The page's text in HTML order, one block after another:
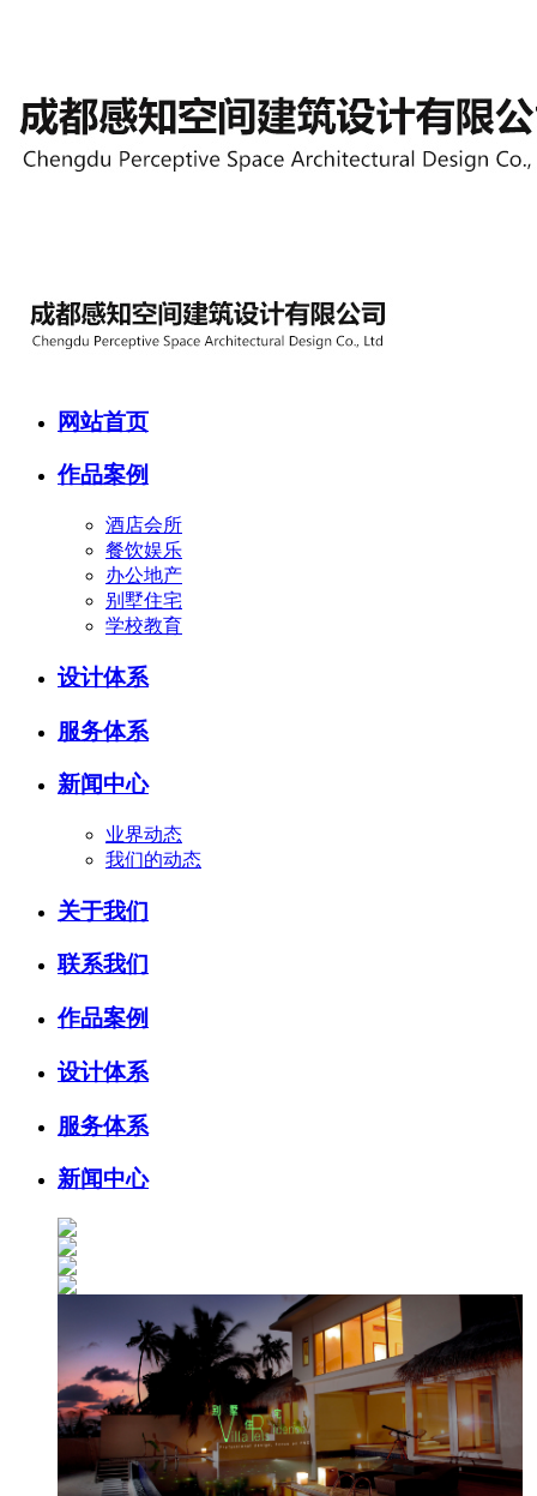
网站首页
作品案例
酒店会所
餐饮娱乐
办公地产
别墅住宅
学校教育
设计体系
服务体系
新闻中心
业界动态
我们的动态
关于我们
联系我们
作品案例
设计体系
服务体系
新闻中心